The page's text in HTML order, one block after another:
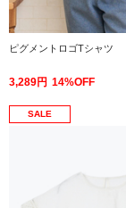
ピグメントロゴTシャツ
3,289円 14%OFF
SALE